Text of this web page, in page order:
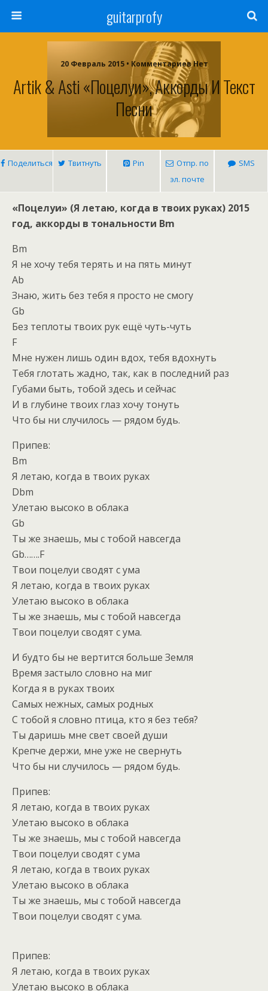
guitarprofy
20 Февраль 2015 • Комментариев Нет
Artik & Asti «Поцелуи», Аккорды И Текст
Песни
Поделиться Твитнуть Pin
Отпр. по
эл. почте
SMS
«Поцелуи» (Я летаю, когда в твоих руках) 2015
год, аккорды в тональности Bm
Bm
Я не хочу тебя терять и на пять минут
Ab
Знаю, жить без тебя я просто не смогу
Gb
Без теплоты твоих рук ещё чуть-чуть
F
Мне нужен лишь один вдох, тебя вдохнуть
Тебя глотать жадно, так, как в последний раз
Губами быть, тобой здесь и сейчас
И в глубине твоих глаз хочу тонуть
Что бы ни случилось — рядом будь.
Припев:
Bm
Я летаю, когда в твоих руках
Dbm
Улетаю высоко в облака
Gb
Ты же знаешь, мы с тобой навсегда
Gb…….F
Твои поцелуи сводят с ума
Я летаю, когда в твоих руках
Улетаю высоко в облака
Ты же знаешь, мы с тобой навсегда
Твои поцелуи сводят с ума.
И будто бы не вертится больше Земля
Время застыло словно на миг
Когда я в руках твоих
Самых нежных, самых родных
С тобой я словно птица, кто я без тебя?
Ты даришь мне свет своей души
Крепче держи, мне уже не свернуть
Что бы ни случилось — рядом будь.
Припев:
Я летаю, когда в твоих руках
Улетаю высоко в облака
Ты же знаешь, мы с тобой навсегда
Твои поцелуи сводят с ума
Я летаю, когда в твоих руках
Улетаю высоко в облака
Ты же знаешь, мы с тобой навсегда
Твои поцелуи сводят с ума.
Припев:
Я летаю, когда в твоих руках
Улетаю высоко в облака